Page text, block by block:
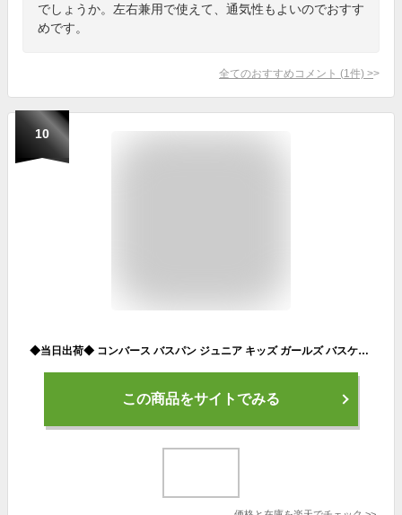
でしょうか。左右兼用で使えて、通気性もよいのでおすす
めです。
全てのおすすめコメント (1 件) >
10
◆当日出荷◆ コンバース バスパン ジュニア キッズ ガールズ バスケットパンツ CONVERSE バスケットボール プラパン バスパン プラクティスパンツ ポケット付 ジュニア キッズ 子供用 部活 ガールズ 女の子 ボーイズ 男の子 CB491830トレーニング ダンス 半ズボン {NPA}
この商品をサイトでみる